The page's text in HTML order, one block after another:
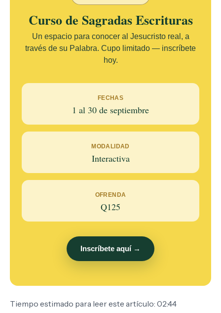
Curso de Sagradas Escrituras
Un espacio para conocer al Jesucristo real, a
través de su Palabra. Cupo limitado — inscríbete
hoy.
FECHAS
1 al 30 de septiembre
MODALIDAD
Interactiva
OFRENDA
Q125
Inscríbete aquí →
Tiempo estimado para leer este artículo: 02:44